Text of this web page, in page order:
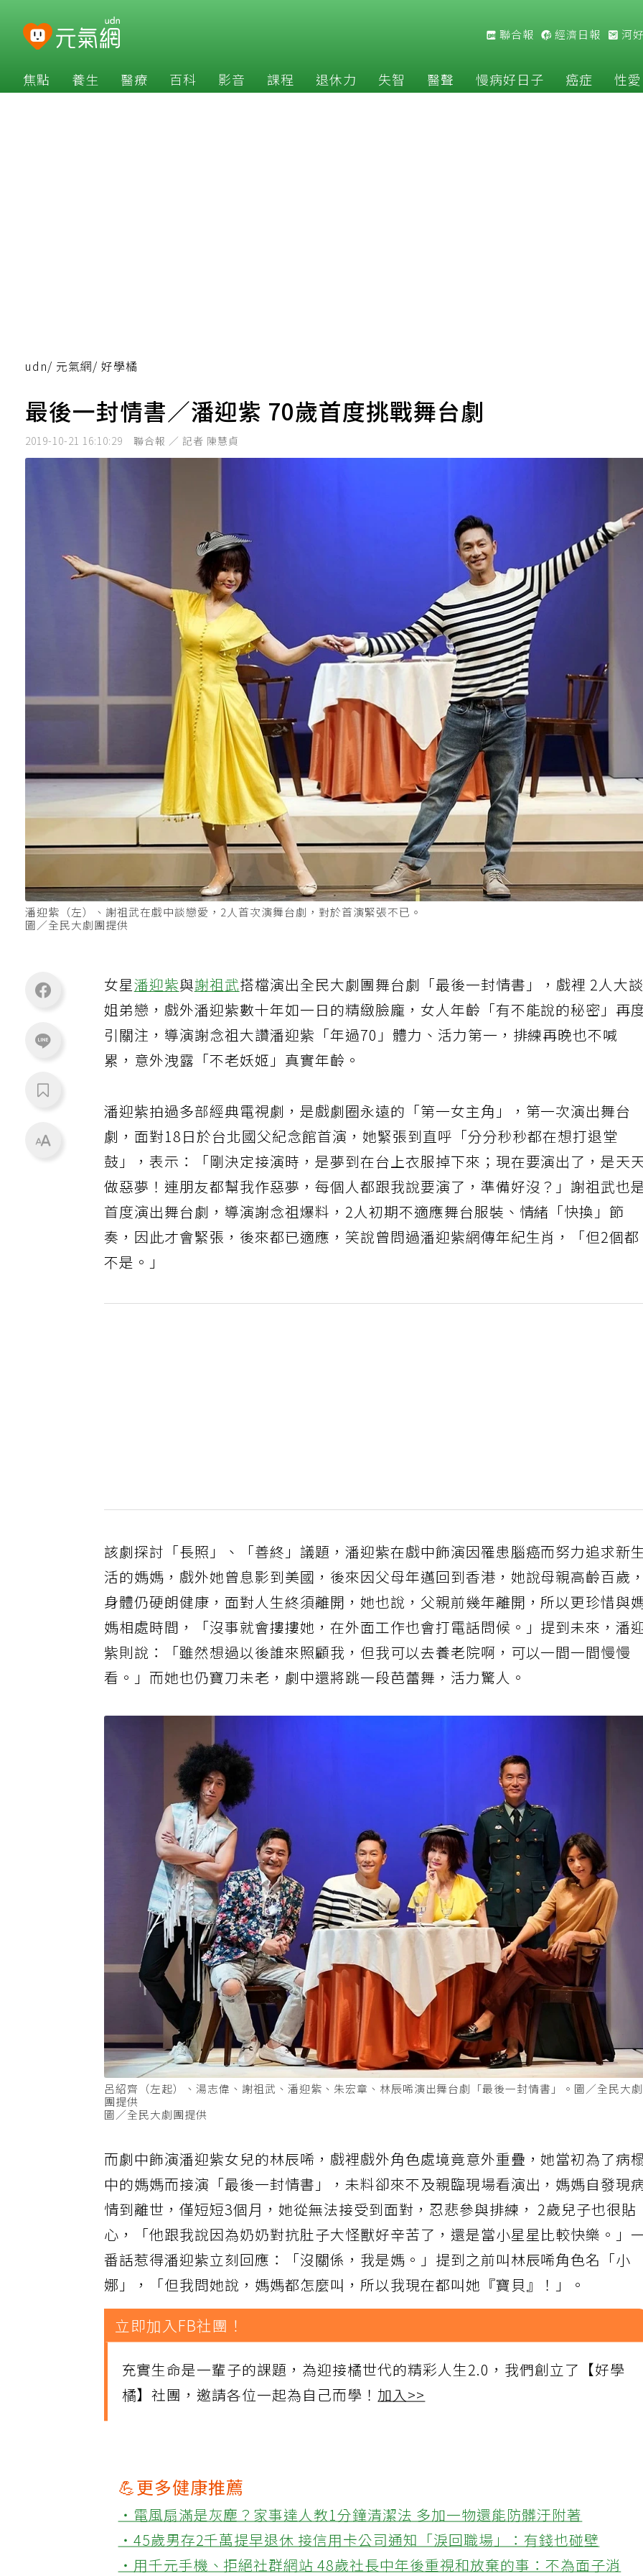
聯合報 經濟日報 河
焦點 養生 醫療 百科 影音 課程 退休力 失智 醫聲 慢病好日子 癌症 性愛
udn/ 元氣網/ 好學橘
最後一封情書／潘迎紫 70歲首度挑戰舞台劇
2019-10-21 16:10:29 聯合報 ／ 記者 陳慧貞
潘迎紫（左）、謝祖武在戲中談戀愛，2人首次演舞台劇，對於首演緊張不已。
圖／全民大劇團提供
女星潘迎紫與謝祖武搭檔演出全民大劇團舞台劇「最後一封情書」，戲裡 2人大談
姐弟戀，戲外潘迎紫數十年如一日的精緻臉龐，女人年齡「有不能說的秘密」再
引關注，導演謝念祖大讚潘迎紫「年過70」體力、活力第一，排練再晚也不喊
累，意外洩露「不老妖姬」真實年齡。
潘迎紫拍過多部經典電視劇，是戲劇圈永遠的「第一女主角」，第一次演出舞台
劇，面對18日於台北國父紀念館首演，她緊張到直呼「分分秒秒都在想打退堂
鼓」，表示：「剛決定接演時，是夢到在台上衣服掉下來；現在要演出了，是天
做惡夢！連朋友都幫我作惡夢，每個人都跟我說要演了，準備好沒？」謝祖武也
首度演出舞台劇，導演謝念祖爆料，2人初期不適應舞台服裝、情緒「快換」節
奏，因此才會緊張，後來都已適應，笑說曾問過潘迎紫網傳年紀生肖，「但2個都
不是。」
該劇探討「長照」、「善終」議題，潘迎紫在戲中飾演因罹患腦癌而努力追求新
活的媽媽，戲外她曾息影到美國，後來因父母年邁回到香港，她說母親高齡百歲，
身體仍硬朗健康，面對人生終須離開，她也說，父親前幾年離開，所以更珍惜與
媽相處時間，「沒事就會摟摟她，在外面工作也會打電話問候。」提到未來，潘
紫則說：「雖然想過以後誰來照顧我，但我可以去養老院啊，可以一間一間慢慢
看。」而她也仍寶刀未老，劇中還將跳一段芭蕾舞，活力驚人。
呂紹齊（左起）、湯志偉、謝祖武、潘迎紫、朱宏章、林辰唏演出舞台劇「最後一封情書」。圖／全民大劇
團提供
圖／全民大劇團提供
而劇中飾演潘迎紫女兒的林辰唏，戲裡戲外角色處境竟意外重疊，她當初為了病
中的媽媽而接演「最後一封情書」，未料卻來不及親臨現場看演出，媽媽自發現
情到離世，僅短短3個月，她從無法接受到面對，忍悲參與排練， 2歲兒子也很貼
心，「他跟我說因為奶奶對抗肚子大怪獸好辛苦了，還是當小星星比較快樂。」一
番話惹得潘迎紫立刻回應：「沒關係，我是媽。」提到之前叫林辰唏角色名「小
娜」，「但我問她說，媽媽都怎麼叫，所以我現在都叫她『寶貝』！」。
立即加入FB社團！
充實生命是一輩子的課題，為迎接橘世代的精彩人生2.0，我們創立了【好學
橘】社團，邀請各位一起為自己而學！加入>>
💪更多健康推薦
‧電風扇滿是灰塵？家事達人教1分鐘清潔法 多加一物還能防髒汙附著
‧45歲男存2千萬提早退休 接信用卡公司通知「淚回職場」：有錢也碰壁